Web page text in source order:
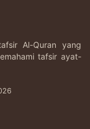
Al-Quran yang
tafsir ayat-